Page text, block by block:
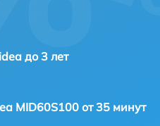
до 3 лет
MID60S100 от 35 минут